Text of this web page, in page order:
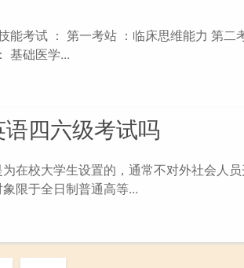
能考试 ： 第一考站 ：临床思维能力 第二
基础医学...
四六级考试吗
在校大学生设置的，通常不对外社会人
限于全日制普通高等...